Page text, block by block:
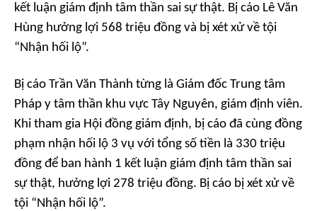
kết luận giám định tâm thần sai sự thật. Bị cáo Lê Văn
Hùng hưởng lợi 568 triệu đồng và bị xét xử về tội
“Nhận hối lộ”.
Bị cáo Trần Văn Thành từng là Giám đốc Trung tâm
Pháp y tâm thần khu vực Tây Nguyên, giám định viên.
Khi tham gia Hội đồng giám định, bị cáo đã cùng đồng
phạm nhận hối lộ 3 vụ với tổng số tiền là 330 triệu
đồng để ban hành 1 kết luận giám định tâm thần sai
sự thật, hưởng lợi 278 triệu đồng. Bị cáo bị xét xử về
tội “Nhận hối lộ”.